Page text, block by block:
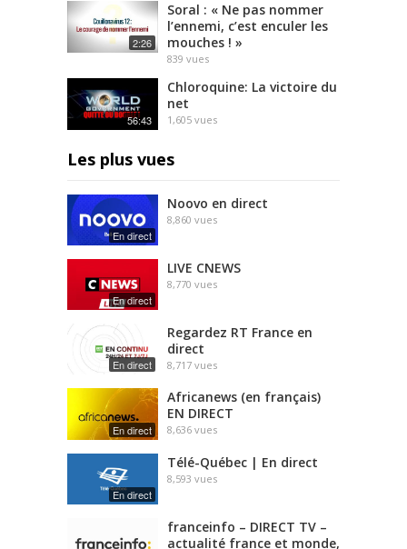
2:26
Soral : « Ne pas nommer
l’ennemi, c’est enculer les
mouches ! »
839 vues
56:43
Chloroquine: La victoire du
net
1,605 vues
Les plus vues
En direct
Noovo en direct
8,860 vues
En direct
LIVE CNEWS
8,770 vues
En direct
Regardez RT France en
direct
8,717 vues
En direct
Africanews (en français)
EN DIRECT
8,636 vues
En direct
Télé-Québec | En direct
8,593 vues
franceinfo – DIRECT TV –
actualité france et monde,